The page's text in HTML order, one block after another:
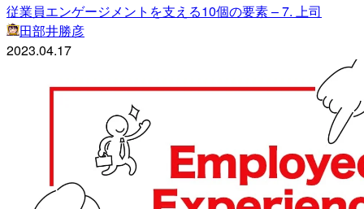
従業員エンゲージメントを支える10個の要素 – 7. 上司
田部井勝彦
2023.04.17